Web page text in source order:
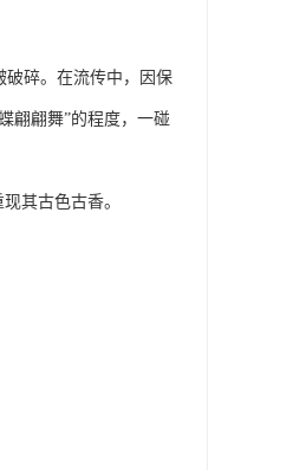
破碎。在流传中，因保
翩翩舞”的程度，一碰
其古色古香。